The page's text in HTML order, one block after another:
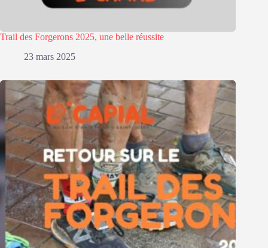
Trail des Forgerons 2025, une belle réussite
23 mars 2025